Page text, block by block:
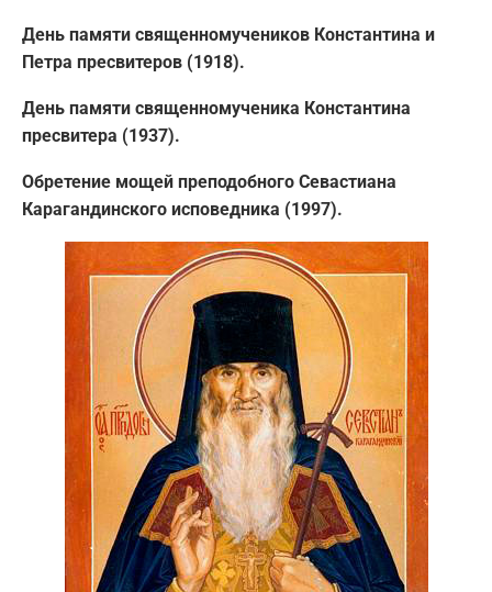
День памяти священномучеников Константина и
Петра пресвитеров (1918).
День памяти священномученика Константина
пресвитера (1937).
Обретение мощей преподобного Севастиана
Карагандинского исповедника (1997).